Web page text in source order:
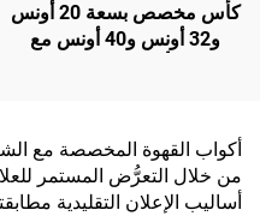
كأس مخصص بسعة 20 أونس
و32 أونس و40 أونس مع
مقبض للسوائل الساخنة
والباردة
أكواب القهوة المخصصة مع
من خلال التعرُّض المستمر
أساليب الإعلان التقليدية